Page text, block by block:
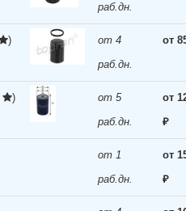
раб.дн.
)
от 4
раб.дн.
от
)
от 5
раб.дн.
от
₽
от 1
раб.дн.
от
₽